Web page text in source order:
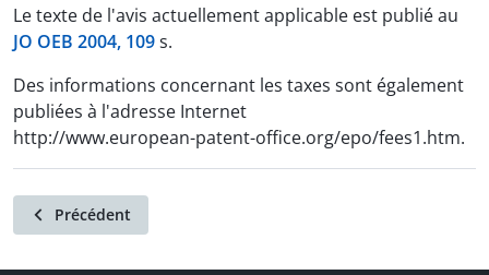
Le texte de l'avis actuellement applicable est publié au
JO OEB 2004, 109s.
Des informations concernant les taxes sont également
publiées à l'adresse Internet
http://www.european-patent-office.org/epo/fees1.htm.
Précédent